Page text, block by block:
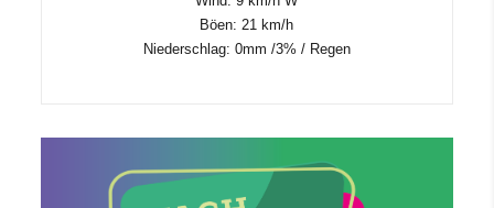
Böen: 21 km/h
Niederschlag: 0mm /3% / Regen